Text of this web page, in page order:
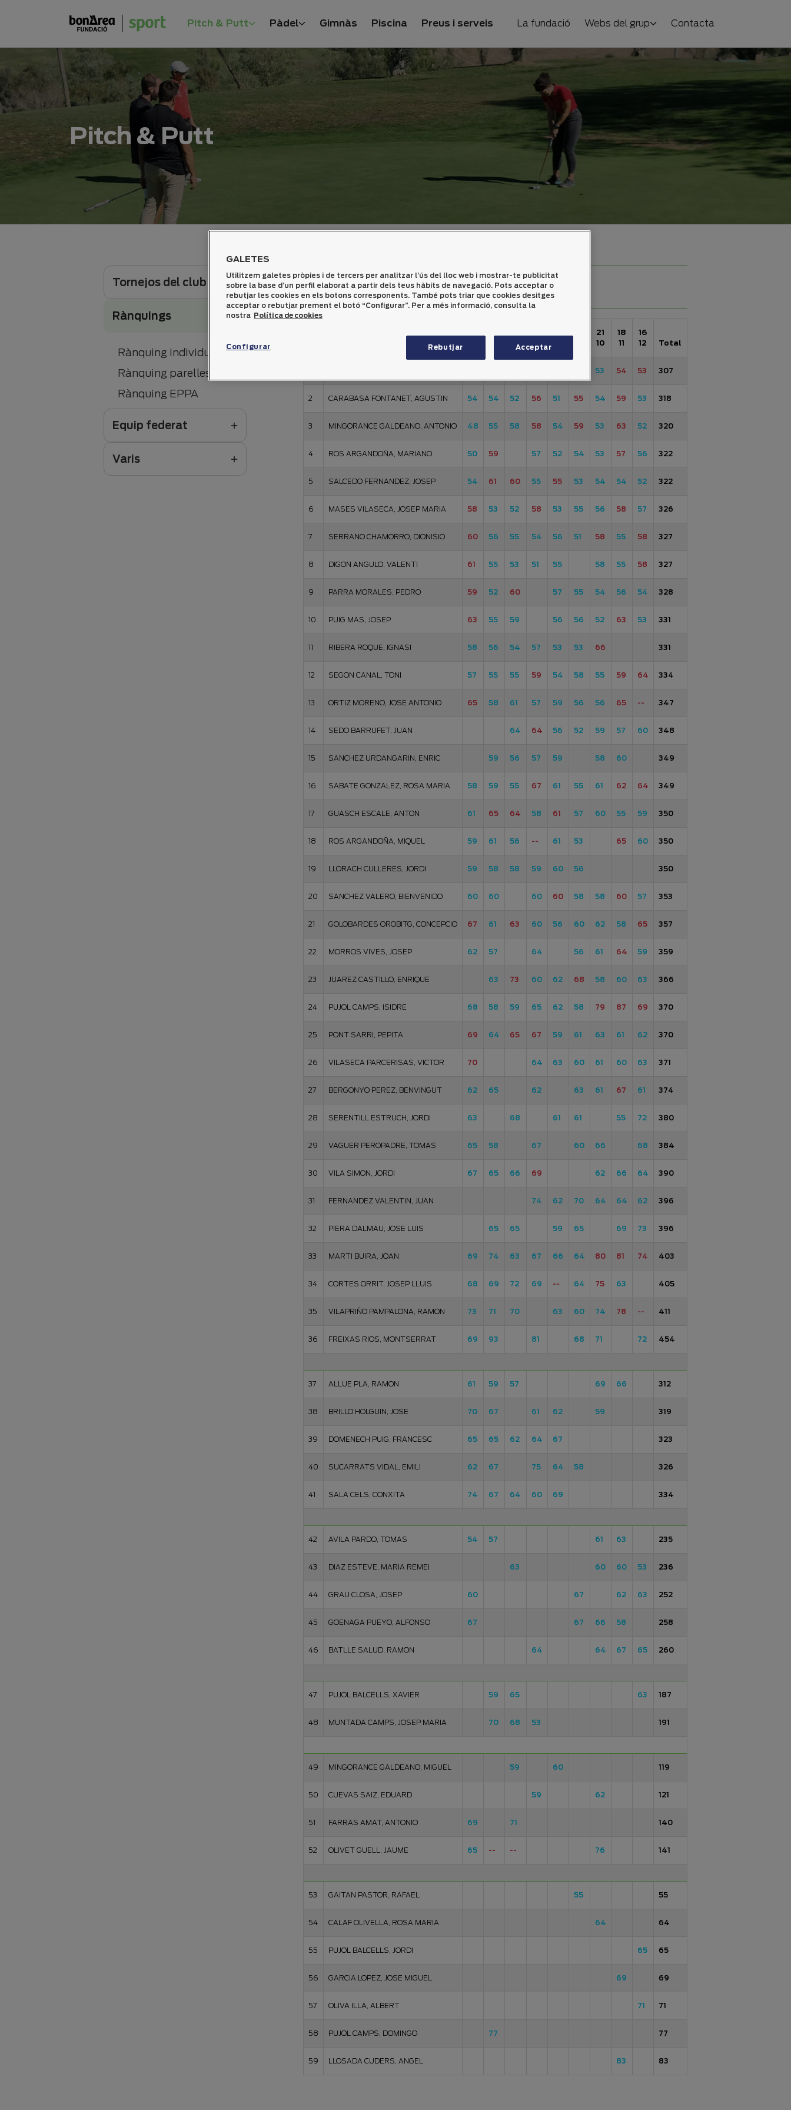
Pitch & Putt Pàdel Gimnàs Piscina Preus i serveis La fundació Webs del grup Contacta
Pitch & Putt
Tornejos del club
Rànquings
Rànquing individual
Rànquing parelles
Rànquing EPPA
Equip federat
Varis
Scratch indistint Sènior
04
05
21
10
18
11
16
12
Total
53 54 53 307
2 CARABASA FONTANET, AGUSTIN 54 54 52 56 51 55 54 59 53 318
3 MINGORANCE GALDEANO, ANTONIO 48 55 58 58 54 59 53 63 52 320
4 ROS ARGANDOÑA, MARIANO 50 59 57 52 54 53 57 56 322
5 SALCEDO FERNANDEZ, JOSEP 54 61 60 55 55 53 54 54 52 322
6 MASES VILASECA, JOSEP MARIA 58 53 52 58 53 55 56 58 57 326
7 SERRANO CHAMORRO, DIONISIO 60 56 55 54 56 51 58 55 58 327
8 DIGON ANGULO, VALENTI 61 55 53 51 55 58 55 58 327
9 PARRA MORALES, PEDRO 59 52 60 57 55 54 56 54 328
10 PUIG MAS, JOSEP 63 55 59 56 56 52 63 53 331
11 RIBERA ROQUE, IGNASI 58 56 54 57 53 53 66 331
12 SEGON CANAL, TONI 57 55 55 59 54 58 55 59 64 334
13 ORTIZ MORENO, JOSE ANTONIO 65 58 61 57 59 56 56 65 -- 347
14 SEDO BARRUFET, JUAN 64 64 56 52 59 57 60 348
15 SANCHEZ URDANGARIN, ENRIC 59 56 57 59 58 60 349
16 SABATE GONZALEZ, ROSA MARIA 58 59 55 67 61 55 61 62 64 349
17 GUASCH ESCALE, ANTON 61 65 64 58 61 57 60 55 59 350
18 ROS ARGANDOÑA, MIQUEL 59 61 56 -- 61 53 65 60 350
19 LLORACH CULLERES, JORDI 59 58 58 59 60 56 350
20 SANCHEZ VALERO, BIENVENIDO 60 60 60 60 58 58 60 57 353
21 GOLOBARDES OROBITG, CONCEPCIO 67 61 63 60 56 60 62 58 65 357
22 MORROS VIVES, JOSEP 62 57 64 56 61 64 59 359
23 JUAREZ CASTILLO, ENRIQUE 63 73 60 62 68 58 60 63 366
24 PUJOL CAMPS, ISIDRE 68 58 59 65 62 58 79 87 69 370
25 PONT SARRI, PEPITA 69 64 65 67 59 61 63 61 62 370
26 VILASECA PARCERISAS, VICTOR 70 64 63 60 61 60 63 371
27 BERGONYO PEREZ, BENVINGUT 62 65 62 63 61 67 61 374
28 SERENTILL ESTRUCH, JORDI 63 68 61 61 55 72 380
29 VAGUER PEROPADRE, TOMAS 65 58 67 60 66 68 384
30 VILA SIMON, JORDI 67 65 66 69 62 66 64 390
31 FERNANDEZ VALENTIN, JUAN 74 62 70 64 64 62 396
32 PIERA DALMAU, JOSE LUIS 65 65 59 65 69 73 396
33 MARTI BUIRA, JOAN 69 74 63 67 66 64 80 81 74 403
34 CORTES ORRIT, JOSEP LLUIS 68 69 72 69 -- 64 75 63 405
35 VILAPRIÑO PAMPALONA, RAMON 73 71 70 63 60 74 78 -- 411
36 FREIXAS RIOS, MONTSERRAT 69 93 81 68 71 72 454
37 ALLUE PLA, RAMON 61 59 57 69 66 312
38 BRILLO HOLGUIN, JOSE 70 67 61 62 59 319
39 DOMENECH PUIG, FRANCESC 65 65 62 64 67 323
40 SUCARRATS VIDAL, EMILI 62 67 75 64 58 326
41 SALA CELS, CONXITA 74 67 64 60 69 334
42 AVILA PARDO, TOMAS 54 57 61 63 235
43 DIAZ ESTEVE, MARIA REMEI 63 60 60 53 236
44 GRAU CLOSA, JOSEP 60 67 62 63 252
45 GOENAGA PUEYO, ALFONSO 67 67 66 58 258
46 BATLLE SALUD, RAMON 64 64 67 65 260
47 PUJOL BALCELLS, XAVIER 59 65 63 187
48 MUNTADA CAMPS, JOSEP MARIA 70 68 53 191
49 MINGORANCE GALDEANO, MIGUEL 59 60 119
50 CUEVAS SAIZ, EDUARD 59 62 121
51 FARRAS AMAT, ANTONIO 69 71 140
52 OLIVET GUELL, JAUME 65 -- -- 76 141
53 GAITAN PASTOR, RAFAEL 55 55
54 CALAF OLIVELLA, ROSA MARIA 64 64
55 PUJOL BALCELLS, JORDI 65 65
56 GARCIA LOPEZ, JOSE MIGUEL 69 69
57 OLIVA ILLA, ALBERT 71 71
58 PUJOL CAMPS, DOMINGO 77 77
59 LLOSADA CUDERS, ANGEL 83 83
GALETES
Utilitzem galetes pròpies i de tercers per analitzar l’ús del lloc web i mostrar-te publicitat
sobre la base d’un perfil elaborat a partir dels teus hàbits de navegació. Pots acceptar o
rebutjar les cookies en els botons corresponents. També pots triar que cookies desitges
acceptar o rebutjar prement el botó “Configurar”. Per a més informació, consulta la
nostra Política de cookies
Configurar Rebutjar Acceptar